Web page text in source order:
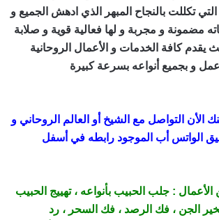
تكللت بالنجاح المبهر الذي ادهش الجميع و
مضمونة و مجربة و لها فعالية قوية و صلابة
يقدم كافة الخدمات و الأعمال الروحانية
و بجميع أنواعه بسرعة كبيرة
الأن التواصل مع الشيخ أو العالم الروحاني و
الواتس أب الموجود رابطه في أسفل
الأعمال : جلب الحبيب بأنواعه ، تهييج الحبيب
الجن ، فك الرصد ، فك السحر ، رد